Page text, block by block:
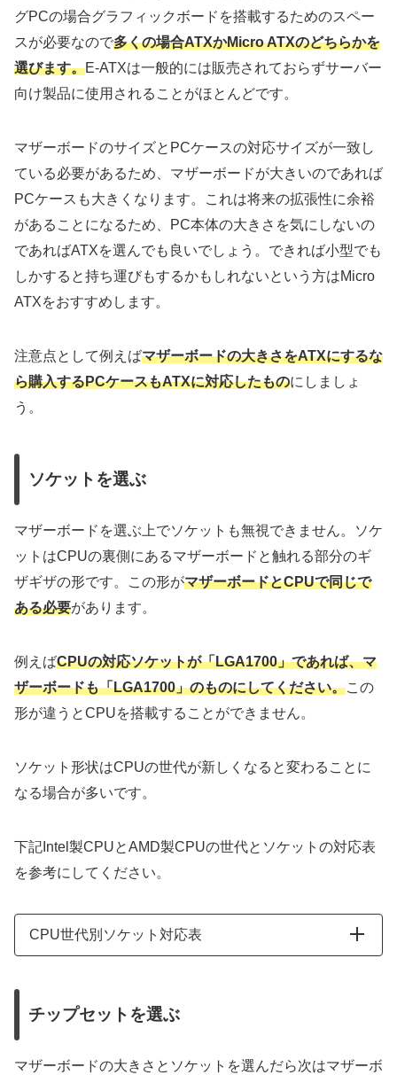
グPCの場合グラフィックボードを搭載するためのスペー
スが必要なので多くの場合ATXかMicro ATXのどちらかを
選びます。E-ATXは一般的には販売されておらずサーバー
向け製品に使用されることがほとんどです。
マザーボードのサイズとPCケースの対応サイズが一致し
ている必要があるため、マザーボードが大きいのであれば
PCケースも大きくなります。これは将来の拡張性に余裕
があることになるため、PC本体の大きさを気にしないの
であればATXを選んでも良いでしょう。できれば小型でも
しかすると持ち運びもするかもしれないという方はMicro
ATXをおすすめします。
注意点として例えばマザーボードの大きさをATXにするな
ら購入するPCケースもATXに対応したものにしましょ
う。
ソケットを選ぶ
マザーボードを選ぶ上でソケットも無視できません。ソケ
ットはCPUの裏側にあるマザーボードと触れる部分のギ
ザギザの形です。この形がマザーボードとCPUで同じで
ある必要があります。
例えばCPUの対応ソケットが「LGA1700」であれば、マ
ザーボードも「LGA1700」のものにしてください。この
形が違うとCPUを搭載することができません。
ソケット形状はCPUの世代が新しくなると変わることに
なる場合が多いです。
下記Intel製CPUとAMD製CPUの世代とソケットの対応表
を参考にしてください。
CPU世代別ソケット対応表
Ultra 2世代 LGA1851 B860
チップセットを選ぶ
マザーボードの大きさとソケットを選んだら次はマザーボ